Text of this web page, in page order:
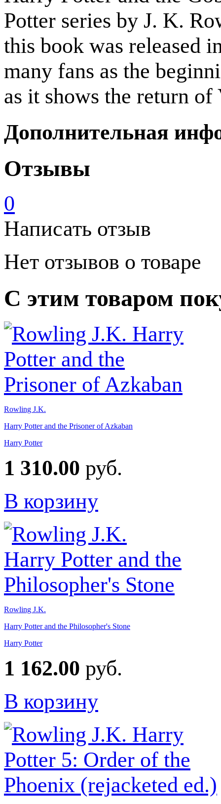
Potter series by J. K.
this book was released
many fans as the
as it shows the return of
Дополнительная
Отзывы
0
Написать отзыв
Нет отзывов о товаре
С этим товаром
Rowling J.K.
Harry Potter and the Prisoner of Azkaban
Harry Potter
1 310.00 руб.
В корзину
Rowling J.K.
Harry Potter and the Philosopher's Stone
Harry Potter
1 162.00 руб.
В корзину